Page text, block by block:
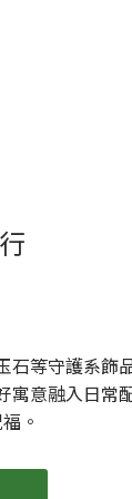
石等守護系飾
寓意融入日常
。